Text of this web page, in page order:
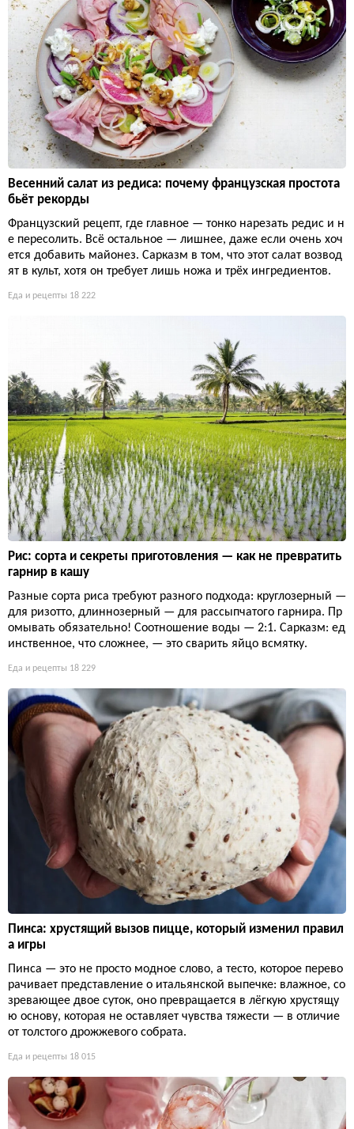
Весенний салат из редиса: почему французская простота
бьёт рекорды
Французский рецепт, где главное — тонко нарезать редис и н
е пересолить. Всё остальное — лишнее, даже если очень хоч
ется добавить майонез. Сарказм в том, что этот салат возвод
ят в культ, хотя он требует лишь ножа и трёх ингредиентов.
Еда и рецепты 18 222
Рис: сорта и секреты приготовления — как не превратить
гарнир в кашу
Разные сорта риса требуют разного подхода: круглозерный —
для ризотто, длиннозерный — для рассыпчатого гарнира. Пр
омывать обязательно! Соотношение воды — 2:1. Сарказм: ед
инственное, что сложнее, — это сварить яйцо всмятку.
Еда и рецепты 18 229
Пинса: хрустящий вызов пицце, который изменил правил
а игры
Пинса — это не просто модное слово, а тесто, которое перево
рачивает представление о итальянской выпечке: влажное, со
зревающее двое суток, оно превращается в лёгкую хрустящу
ю основу, которая не оставляет чувства тяжести — в отличие
от толстого дрожжевого собрата.
Еда и рецепты 18 015